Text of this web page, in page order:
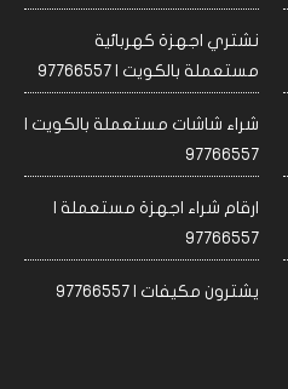
نشتري اجهزة كهربائية
مستعملة بالكويت | 97766557
شراء شاشات مستعملة بالكويت |
97766557
ارقام شراء اجهزة مستعملة |
97766557
يشترون مكيفات | 97766557